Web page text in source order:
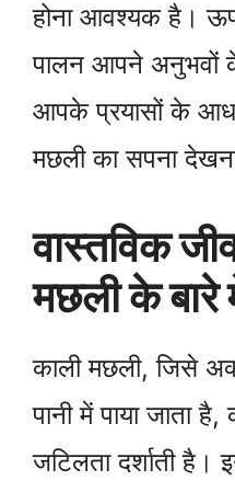
होना आवश्यक है।
पालन आपने अनुभवों
आपके प्रयासों के
मछली का सपना
वास्तविक
मछली के बारे
काली मछली, जिसे
पानी में पाया जाता
जटिलता दर्शाती है।